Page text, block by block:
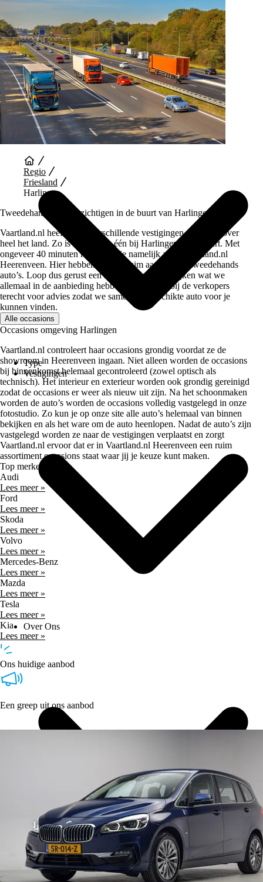
Auto Diensten
Type
Vestigingen
Over Ons
Regio
Friesland
Harlingen
Tweedehands auto bezichtigen in de buurt van Harlingen
Vaartland.nl heeft wel 5 verschillende vestigingen verspreid over
heel het land. Zo is er dus ook één bij Harlingen in de buurt. Met
ongeveer 40 minuten rijden ben je namelijk al bij Vaartland.nl
Heerenveen. Hier hebben we een ruim aanbod aan tweedehands
auto’s. Loop dus gerust een keer binnen om te kijken wat we
allemaal in de aanbieding hebben. Je kan ook bij de verkopers
terecht voor advies zodat we samen een geschikte auto voor je
kunnen vinden.
Alle occasions
Occasions omgeving Harlingen
Vaartland.nl controleert haar occasions grondig voordat ze de
showroom in Heerenveen ingaan. Niet alleen worden de occasions
bij binnenkomst helemaal gecontroleerd (zowel optisch als
technisch). Het interieur en exterieur worden ook grondig gereinigd
zodat de occasions er weer als nieuw uit zijn. Na het schoonmaken
worden de auto’s worden de occasions volledig vastgelegd in onze
fotostudio. Zo kun je op onze site alle auto’s helemaal van binnen
bekijken en als het ware om de auto heenlopen. Nadat de auto’s zijn
vastgelegd worden ze naar de vestigingen verplaatst en zorgt
Vaartland.nl ervoor dat er in Vaartland.nl Heerenveen een ruim
assortiment occasions staat waar jij je keuze kunt maken.
Top merken
Audi
Lees meer »
Ford
Lees meer »
Skoda
Lees meer »
Volvo
Lees meer »
Mercedes-Benz
Lees meer »
Mazda
Lees meer »
Tesla
Lees meer »
Kia
Lees meer »
Ons huidige aanbod
Een greep uit ons aanbod